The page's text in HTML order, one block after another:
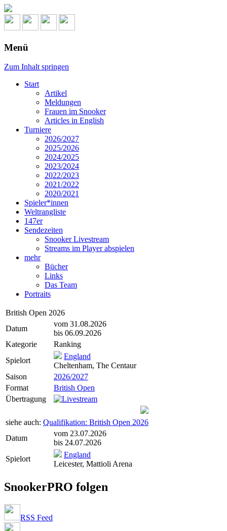
Menü
Zum Inhalt springen
Start
Artikel
Meldungen
Frauen im Snooker
Articles in English
Turniere
2026/2027
2025/2026
2024/2025
2023/2024
2022/2023
2021/2022
2020/2021
Spieler*innen
Weltrangliste
147er
Sendezeiten
Snooker Livestream
Streams im Player abspielen
mehr
Bücher
Links
Das Team
Portraits
British Open 2026
Datum
vom 31.08.2026
bis 06.09.2026
Kategorie
Ranking
Spielort
England
Cheltenham, The Centaur
Saison
2026/2027
Format
British Open
Übertragung
siehe auch: Qualifikation: British Open 2026
Datum
vom 23.07.2026
bis 24.07.2026
Spielort
England
Leicester, Mattioli Arena
SnookerPRO folgen
RSS Feed